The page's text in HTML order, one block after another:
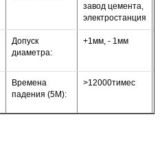
завод цемента,
электростанция
Допуск
диаметра:
+1мм, - 1мм
Времена
падения (5М):
>12000тимес